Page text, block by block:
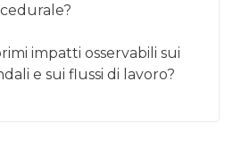
impatti osservabili sui
e sui flussi di lavoro?